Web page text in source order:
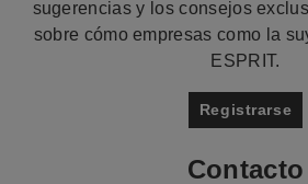
sugerencias y los consejos
sobre cómo empresas como la
ESPRIT.
Registrarse
Contacto